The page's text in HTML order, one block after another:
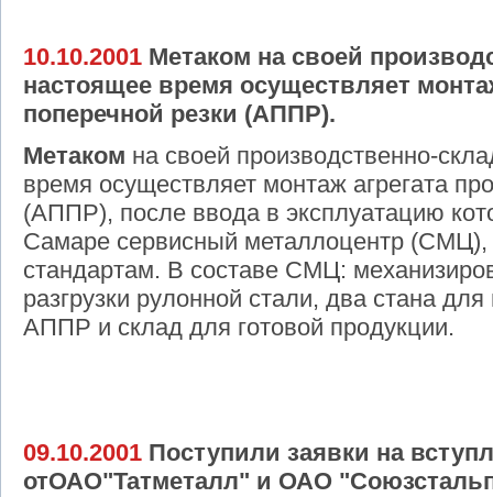
10.10.2001 Метаком на своей
настоящее время осуществляет
поперечной резки (АППР).
Метаком на своей производственно-
время осуществляет монтаж агрегата
(АППР), после ввода в эксплуатацию
Самаре сервисный металлоцентр
стандартам. В составе СМЦ:
разгрузки рулонной стали, два стана
АППР и склад для готовой продукции.
09.10.2001 Поступили заявки на
отОАО"Татметалл" и ОАО